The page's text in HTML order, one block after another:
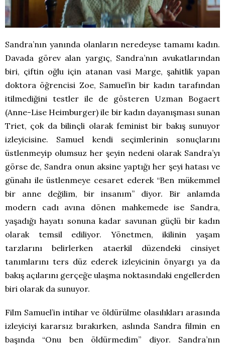
Sandra’nın yanında olanların neredeyse tamamı kadın.
Davada görev alan yargıç, Sandra’nın avukatlarından
biri, çiftin oğlu için atanan vasi Marge, şahitlik yapan
doktora öğrencisi Zoe, Samuel’in bir kadın tarafından
itilmediğini testler ile de gösteren Uzman Bogaert
(Anne-Lise Heimburger) ile bir kadın dayanışması sunan
Triet, çok da bilinçli olarak feminist bir bakış sunuyor
izleyicisine. Samuel kendi seçimlerinin sonuçlarını
üstlenmeyip olumsuz her şeyin nedeni olarak Sandra’yı
görse de, Sandra onun aksine yaptığı her şeyi hatası ve
günahı ile üstlenmeye cesaret ederek “Ben mükemmel
bir anne değilim, bir insanım” diyor. Bir anlamda
modern cadı avına dönen mahkemede ise Sandra,
yaşadığı hayatı sonuna kadar savunan güçlü bir kadın
olarak temsil ediliyor. Yönetmen, ikilinin yaşam
tarzlarını belirlerken ataerkil düzendeki cinsiyet
tanımlarını ters düz ederek izleyicinin önyargı ya da
bakış açılarını gerçeğe ulaşma noktasındaki engellerden
biri olarak da sunuyor.
Film Samuel’in intihar ve öldürülme olasılıkları arasında
izleyiciyi kararsız bırakırken, aslında Sandra filmin en
başında “Onu ben öldürmedim” diyor. Sandra’nın